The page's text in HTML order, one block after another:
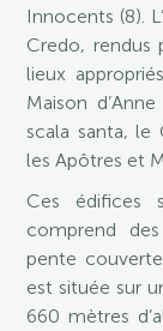
Innocents (8).
Credo, rendus
lieux
Maison
scala santa, le
les Apôtres et
Ces édifices
comprend
pente
est située sur
660 mètres